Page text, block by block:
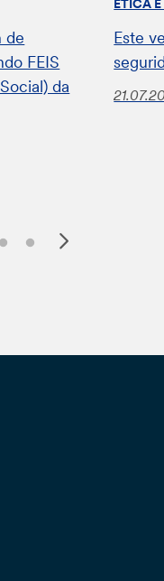
de
FEIS
da
ÉTICA
Este